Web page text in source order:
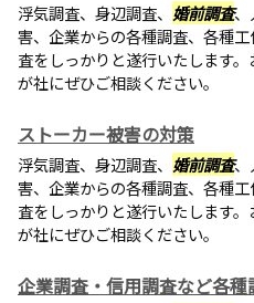
浮気調査、身辺調査、 婚前調査、
害、企業からの各種調査、各種
査をしっかりと遂行いたします
が社にぜひご相談ください。
ストーカー被害の対策
浮気調査、身辺調査、 婚前調査、
害、企業からの各種調査、各種
査をしっかりと遂行いたします
が社にぜひご相談ください。
企業調査・信用調査など各種